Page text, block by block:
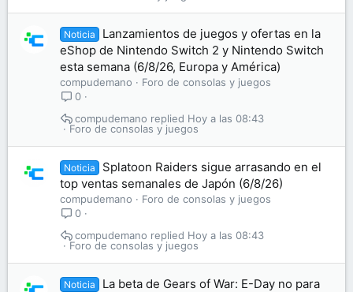
Noticia
Lanzamientos de juegos y ofertas en la
eShop de Nintendo Switch 2 y Nintendo Switch
esta semana (6/8/26, Europa y América)
compudemano
Foro de consolas y juegos
0
Foro de consolas y juegos
Hoy a las 08:43
compudemano
Noticia
Splatoon Raiders sigue arrasando en el
top ventas semanales de Japón (6/8/26)
compudemano
Foro de consolas y juegos
0
Foro de consolas y juegos
Hoy a las 08:43
compudemano
Noticia
La beta de Gears of War: E-Day no para